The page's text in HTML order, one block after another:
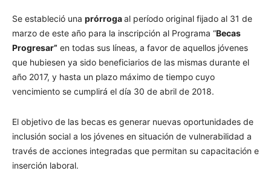
Se estableció una prórrogaal período original fijado al 31 de
marzo de este año para la inscripción al Programa “Becas
Progresar” en todas sus líneas, a favor de aquellos jóvenes
que hubiesen ya sido beneficiarios de las mismas durante el
año 2017, y hasta un plazo máximo de tiempo cuyo
vencimiento se cumplirá el día 30 de abril de 2018.
El objetivo de las becas es generar nuevas oportunidades de
inclusión social a los jóvenes en situación de vulnerabilidad a
través de acciones integradas que permitan su capacitación e
inserción laboral.